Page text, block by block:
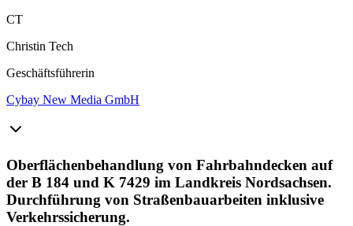
CT
Christin Tech
Geschäftsführerin
Cybay New Media GmbH
Oberflächenbehandlung von Fahrbahndecken auf
der B 184 und K 7429 im Landkreis Nordsachsen.
Durchführung von Straßenbauarbeiten inklusive
Verkehrssicherung.